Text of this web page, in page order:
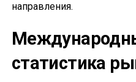
направления.
статистика